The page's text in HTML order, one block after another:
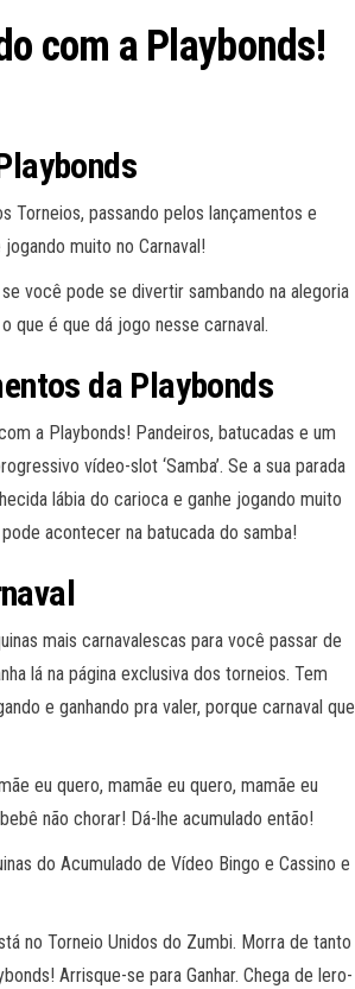
com a Playbonds!
Torneios, passando pelos lançamentos e
muito no Carnaval!
você pode se divertir sambando na alegoria
que é que dá jogo nesse carnaval.
da Playbonds
a Playbonds! Pandeiros, batucadas e um
vídeo-slot ‘Samba’. Se a sua parada
lábia do carioca e ganhe jogando muito
acontecer na batucada do samba!
mais carnavalescas para você passar de
lá na página exclusiva dos torneios. Tem
e ganhando pra valer, porque carnaval que
eu quero, mamãe eu quero, mamãe eu
não chorar! Dá-lhe acumulado então!
do Acumulado de Vídeo Bingo e Cassino e
no Torneio Unidos do Zumbi. Morra de tanto
Arrisque-se para Ganhar. Chega de lero-